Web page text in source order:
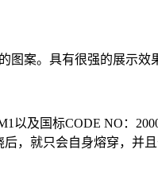
图案。具有很强的展示效
及国标CODE NO：
，就只会自身熔穿，并